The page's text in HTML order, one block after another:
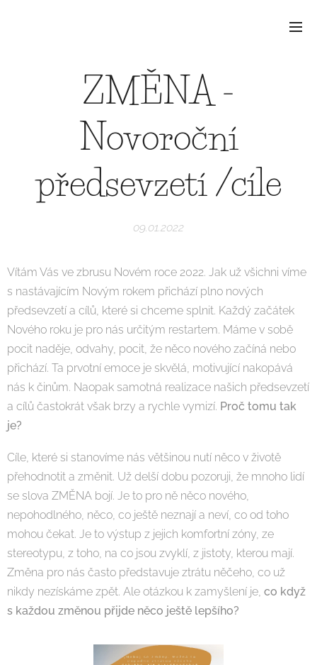
ZMĚNA -
Novoroční
předsevzetí /cíle
09.01.2022
Vítám Vás ve zbrusu Novém roce 2022. Jak už všichni víme
s nastávajícím Novým rokem přichází plno nových
předsevzetí a cílů, které si chceme splnit. Každý začátek
Nového roku je pro nás určitým restartem. Máme v sobě
pocit naděje, odvahy, pocit, že něco nového začíná nebo
přichází. Ta prvotní emoce je skvělá, motivující nakopává
nás k činům. Naopak samotná realizace našich předsevzetí
a cílů častokrát však brzy a rychle vymizí. Proč tomu tak
je?
Cíle, které si stanovíme nás většinou nutí něco v životě
přehodnotit a změnit. Už delší dobu pozoruji, že mnoho lidí
se slova ZMĚNA bojí. Je to pro ně něco nového,
nepohodlného, něco, co ještě neznají a neví, co od toho
mohou čekat. Je to výstup z jejich komfortní zóny, ze
stereotypu, z toho, na co jsou zvyklí, z jistoty, kterou mají.
Změna pro nás často představuje ztrátu něčeho, co už
nikdy nezískáme zpět. Ale otázkou k zamyšlení je, co když
s každou změnou přijde něco ještě lepšího?